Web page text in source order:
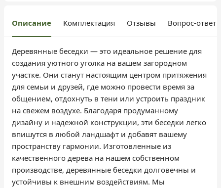
Описание Комплектация Отзывы Вопрос-ответ
Деревянные беседки — это идеальное решение для
создания уютного уголка на вашем загородном
участке. Они станут настоящим центром притяжения
для семьи и друзей, где можно провести время за
общением, отдохнуть в тени или устроить праздник
на свежем воздухе. Благодаря продуманному
дизайну и надежной конструкции, эти беседки легко
впишутся в любой ландшафт и добавят вашему
пространству гармонии. Изготовленные из
качественного дерева на нашем собственном
производстве, деревянные беседки долговечны и
устойчивы к внешним воздействиям. Мы